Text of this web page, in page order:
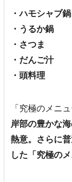
・ハモシャブ鍋
・うるか鍋
・さつま
・だんご汁
・頭料理
「究極のメニ
岸部の豊かな
熱意。さらに
した「究極の